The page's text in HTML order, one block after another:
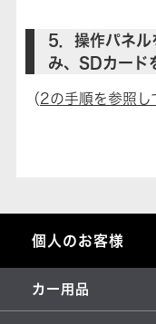
5．操作パネル
み、SDカード
（2の手順を参照し
個人のお客様
カー用品